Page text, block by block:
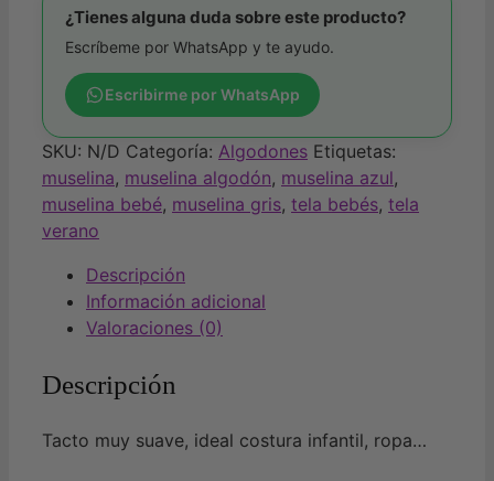
¿Tienes alguna duda sobre este producto?
Escríbeme por WhatsApp y te ayudo.
Escribirme por WhatsApp
SKU: N/D Categoría: Algodones Etiquetas:
muselina, muselina algodón, muselina azul,
muselina bebé, muselina gris, tela bebés, tela
verano
Descripción
Información adicional
Valoraciones (0)
Descripción
Tacto muy suave, ideal costura infantil, ropa…